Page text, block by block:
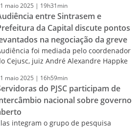
maio2025 | 19h31min
entre Sintrasem e
da Capital discute pontos
na negociação da greve
foi mediada pelo coordenador
Cejusc, juiz André Alexandre Happke
maio2025 | 16h59min
do PJSC participam de
nacional sobre governo
integram o grupo de pesquisa